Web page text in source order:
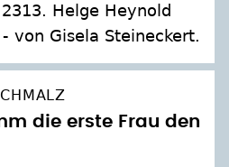
Helge Heynold
von Gisela Steineckert.
die erste Frau den